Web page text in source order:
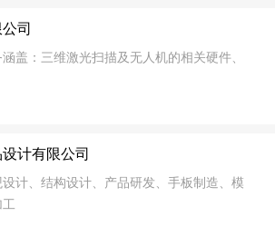
司
盖：三维激光扫描及无人机的相关硬件、
计有限公司
计、结构设计、产品研发、手板制造、模